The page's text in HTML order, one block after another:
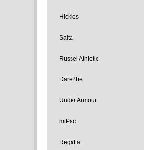
Hickies
Salta
Russel Athletic
Dare2be
Under Armour
miPac
Regatta